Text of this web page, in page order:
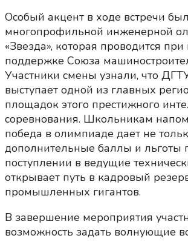
Особый акцент в ходе встречи
многопрофильной инженерной
«Звезда», которая проводится
поддержке Союза
Участники смены узнали, что
выступает одной из главных
площадок этого престижного
соревнования. Школьникам
победа в олимпиаде дает не
дополнительные баллы и льготы
поступлении в ведущие
открывает путь в кадровый
промышленных гигантов.
В завершение мероприятия
возможность задать волнующие